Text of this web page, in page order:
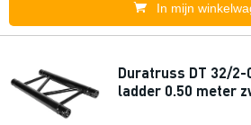
In mijn
Duratruss DT 32/
ladder 0.50 meter